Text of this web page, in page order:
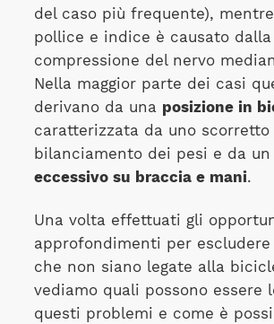
del caso più frequente),
pollice e indice è causato dalla
compressione del nervo
Nella maggior parte dei casi
derivano da una posizione in
caratterizzata da uno scorretto
bilanciamento dei pesi e da un
eccessivo su braccia e mani.
Una volta effettuati gli
approfondimenti per escludere
che non siano legate alla
vediamo quali possono essere
questi problemi e come è